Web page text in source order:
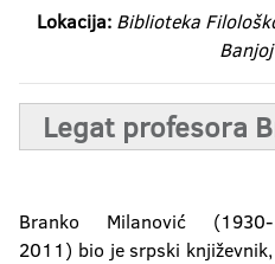
Lokacija: Biblioteka
Legat profesora
Branko Milanović (1930-
2011) bio je srpski književnik,